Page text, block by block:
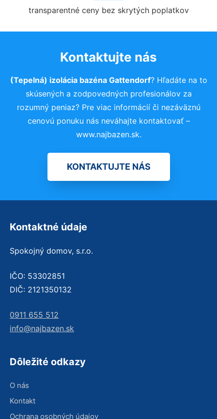
transparentné ceny bez skrytých poplatkov
Kontaktujte nás
(Tepelná) izolácia bazéna Gattendorf? Hľadáte na to
skúsených a zodpovedných profesionálov za
rozumný peniaz? Pre viac informácií či nezáväznú
cenovú ponuku nás neváhajte kontaktovať –
www.najbazen.sk.
KONTAKTUJTE NÁS
Kontaktné údaje
Spokojný domov, s.r.o.
IČO: 53302851
DIČ: 2121350132
0911 655 512
info@najbazen.sk
Dôležité odkazy
O nás
Kontakt
Ochrana osobných údajov